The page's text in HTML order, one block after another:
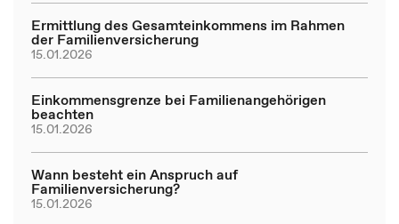
Ermittlung des Gesamteinkommens im Rahmen
der Familienversicherung
15.01.2026
Einkommensgrenze bei Familienangehörigen
beachten
15.01.2026
Wann besteht ein Anspruch auf
Familienversicherung?
15.01.2026